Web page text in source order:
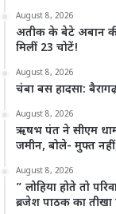
August 8, 2026
अतीक के बेटे अबान की
मिलीं 23 चोटें!
August 8, 2026
चंबा बस हादसा:
August 8, 2026
ऋषभ पंत ने सीएम
जमीन, बोले- मुफ्त
August 8, 2026
” लोहिया होते तो
ब्रजेश पाठक का तीखा